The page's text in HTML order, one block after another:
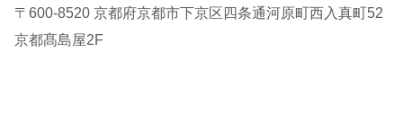
〒600-8520 京都府京都市下京区四条通河原町西入真町52
京都髙島屋2F